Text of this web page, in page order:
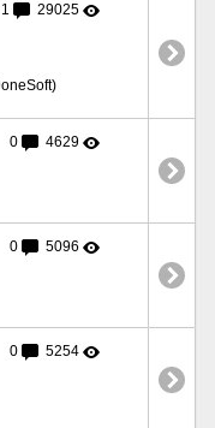
1 29025
0 4629
0 5096
0 5254